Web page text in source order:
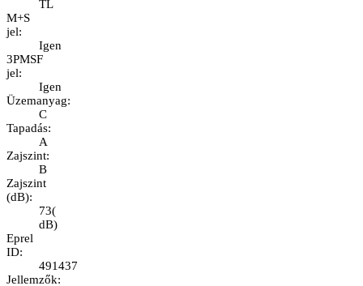
TL
M+S
jel:
Igen
3PMSF
jel:
Igen
Üzemanyag:
C
Tapadás:
A
Zajszint:
B
Zajszint
(dB):
73(
dB)
Eprel
ID:
491437
Jellemzők: